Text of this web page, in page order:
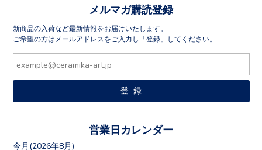
メルマガ購読登録
新商品の入荷など最新情報をお届けいたします。
ご希望の方はメールアドレスをご入力し「登録」してください。
営業日カレンダー
今月(2026年8月)